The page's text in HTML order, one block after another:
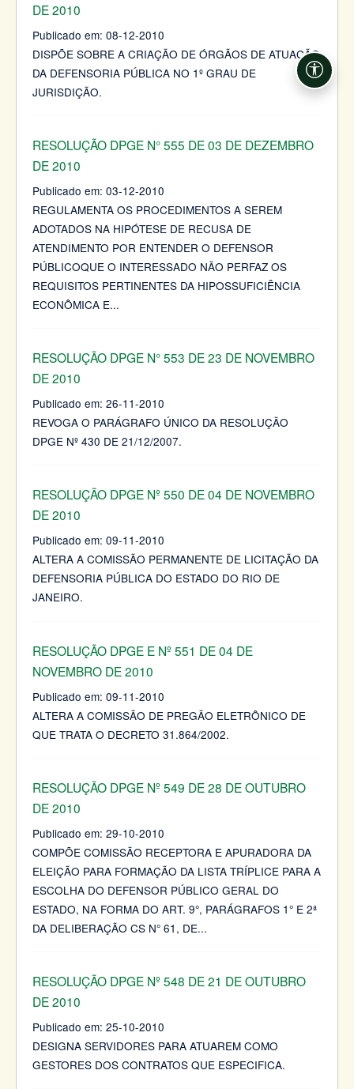
DE 2010
Publicado em: 08-12-2010
DISPÕE SOBRE A CRIAÇÃO DE ÓRGÃOS DE ATUAÇÃO
DA DEFENSORIA PÚBLICA NO 1º GRAU DE
JURISDIÇÃO.
RESOLUÇÃO DPGE N° 555 DE 03 DE DEZEMBRO
DE 2010
Publicado em: 03-12-2010
REGULAMENTA OS PROCEDIMENTOS A SEREM
ADOTADOS NA HIPÓTESE DE RECUSA DE
ATENDIMENTO POR ENTENDER O DEFENSOR
PÚBLICOQUE O INTERESSADO NÃO PERFAZ OS
REQUISITOS PERTINENTES DA HIPOSSUFICIÊNCIA
ECONÔMICA E...
RESOLUÇÃO DPGE N° 553 DE 23 DE NOVEMBRO
DE 2010
Publicado em: 26-11-2010
REVOGA O PARÁGRAFO ÚNICO DA RESOLUÇÃO
DPGE Nº 430 DE 21/12/2007.
RESOLUÇÃO DPGE Nº 550 DE 04 DE NOVEMBRO
DE 2010
Publicado em: 09-11-2010
ALTERA A COMISSÃO PERMANENTE DE LICITAÇÃO DA
DEFENSORIA PÚBLICA DO ESTADO DO RIO DE
JANEIRO.
RESOLUÇÃO DPGE E Nº 551 DE 04 DE
NOVEMBRO DE 2010
Publicado em: 09-11-2010
ALTERA A COMISSÃO DE PREGÃO ELETRÔNICO DE
QUE TRATA O DECRETO 31.864/2002.
RESOLUÇÃO DPGE Nº 549 DE 28 DE OUTUBRO
DE 2010
Publicado em: 29-10-2010
COMPÕE COMISSÃO RECEPTORA E APURADORA DA
ELEIÇÃO PARA FORMAÇÃO DA LISTA TRÍPLICE PARA A
ESCOLHA DO DEFENSOR PÚBLICO GERAL DO
ESTADO, NA FORMA DO ART. 9°, PARÁGRAFOS 1° E 2ª
DA DELIBERAÇÃO CS N° 61, DE...
RESOLUÇÃO DPGE Nº 548 DE 21 DE OUTUBRO
DE 2010
Publicado em: 25-10-2010
DESIGNA SERVIDORES PARA ATUAREM COMO
GESTORES DOS CONTRATOS QUE ESPECIFICA.